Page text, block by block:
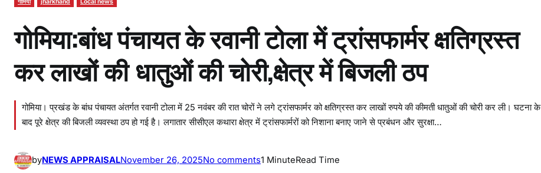
गोमिया jharkhand Local news
गोमिया:बांध पंचायत के रवानी टोला में ट्रांसफार्मर क्षतिग्रस्त
कर लाखों की धातुओं की चोरी,क्षेत्र में बिजली ठप
गोमिया। प्रखंड के बांध पंचायत अंतर्गत रवानी टोला में 25 नवंबर की रात चोरों ने लगे ट्रांसफार्मर को क्षतिग्रस्त कर लाखों रुपये की कीमती धातुओं की चोरी कर ली। घटना के
बाद पूरे क्षेत्र की बिजली व्यवस्था ठप हो गई है। लगातार सीसीएल कथारा क्षेत्र में ट्रांसफार्मरों को निशाना बनाए जाने से प्रबंधन और सुरक्षा…
byNEWS APPRAISALNovember 26, 2025No commentso
1 MinuteRead Time